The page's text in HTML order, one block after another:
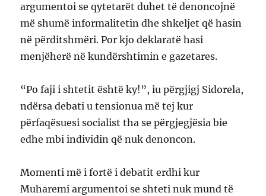
argumentoi se qytetarët duhet të denoncojnë
më shumë informalitetin dhe shkeljet që hasin
në përditshmëri. Por kjo deklaratë hasi
menjëherë në kundërshtimin e gazetares.
“Po faji i shtetit është ky!”, iu përgjigj Sidorela,
ndërsa debati u tensionua më tej kur
përfaqësuesi socialist tha se përgjegjësia bie
edhe mbi individin që nuk denoncon.
Momenti më i fortë i debatit erdhi kur
Muharemi argumentoi se shteti nuk mund të